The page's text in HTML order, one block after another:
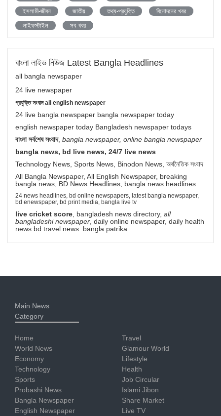
ইসলামী-জীবন
জাতীয় তথ্য-প্রযুক্তি
বিনোদনের খবর
লাইফস্টাইল
সব খবর
বাংলা লাইভ নিউজ Latest Bangla Headlines
all bangla newspaper
24 live newspaper
প্রযুক্তি সংবাদ all english newspaper
24 live bangla newspaper bangla newspaper today
english newspaper today Bangladesh newspaper todays
বাংলা সর্বশেষ সংবাদ, bangla newspaper, online bangla newspaper
bangla news, bd live news, 24/7 live news
Technology News, Sports News, Binodon News, অর্থনৈতিক সংবাদ
All Bangla Newspaper, All English Newspaper, breaking
bangla news, BD News Headlines, bangla news headlines
24 news headlines, bd online newspapers, latest bangla newspaper,
bd enewspaper, bd print media, bangla live tv
live cricket score , bangladesh news directory, all
bangladeshi newspaper , daily online newspaper, daily health
news bd travel news bangla patrika
Main News
Category
Home
World News
Economy
Technology
Sports
Probashi News
Bangla Newspaper
English Newspaper
Travel
Glamour World
Lifestyle
Health
Job Circular
Islami Jibon
Share Market
Live TV